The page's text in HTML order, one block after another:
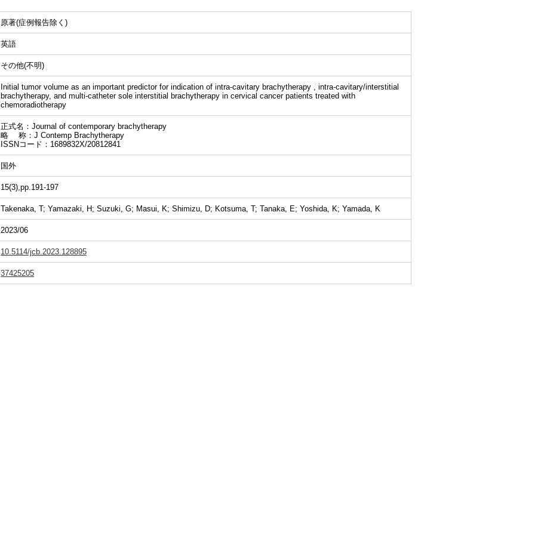
原著(症例報告除く)
英語
その他(不明)
Initial tumor volume as an important predictor for indication of intra-cavitary brachytherapy , intra-cavitary/interstitial
brachytherapy, and multi-catheter sole interstitial brachytherapy in cervical cancer patients treated with
chemoradiotherapy
正式名：Journal of contemporary brachytherapy
略 称：J Contemp Brachytherapy
ISSNコード：1689832X/20812841
国外
15(3),pp.191-197
Takenaka, T; Yamazaki, H; Suzuki, G; Masui, K; Shimizu, D; Kotsuma, T; Tanaka, E; Yoshida, K; Yamada, K
2023/06
10.5114/jcb.2023.128895
37425205